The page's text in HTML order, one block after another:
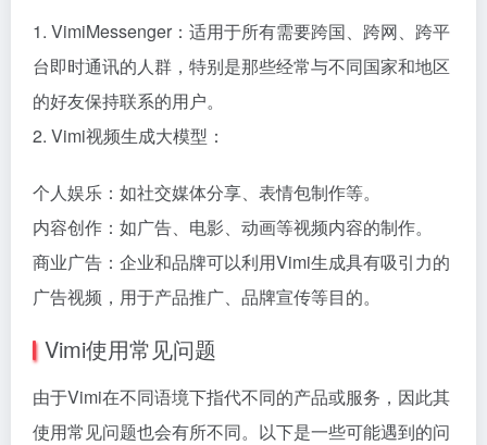
1. VimiMessenger：适用于所有需要跨国、跨网、跨平
台即时通讯的人群，特别是那些经常与不同国家和地区
的好友保持联系的用户。
2. Vimi视频生成大模型：
个人娱乐：如社交媒体分享、表情包制作等。
内容创作：如广告、电影、动画等视频内容的制作。
商业广告：企业和品牌可以利用Vimi生成具有吸引力的
广告视频，用于产品推广、品牌宣传等目的。
Vimi使用常见问题
由于Vimi在不同语境下指代不同的产品或服务，因此其
使用常见问题也会有所不同。以下是一些可能遇到的问